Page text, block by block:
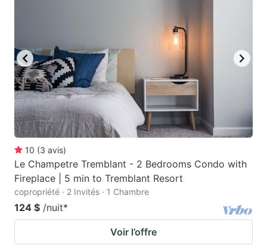
10 (3 avis)
Le Champetre Tremblant - 2 Bedrooms Condo with
Fireplace | 5 min to Tremblant Resort
copropriété · 2 Invités · 1 Chambre
124 $ /nuit*
Voir l’offre